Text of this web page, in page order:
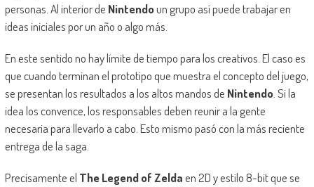
personas. Al interior de Nintendoun grupo así puede trabajar en
ideas iniciales por un año o algo más.
En este sentido no hay límite de tiempo para los creativos. El caso es
que cuando terminan el prototipo que muestra el concepto del juego,
se presentan los resultados a los altos mandos de Nintendo. Si la
idea los convence, los responsables deben reunir a la gente
necesaria para llevarlo a cabo. Esto mismo pasó con la más reciente
entrega de la saga.
Precisamente el The Legend of Zeldaen 2D y estilo 8-bit que se